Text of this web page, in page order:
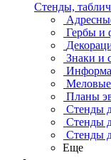
Стенды,
Гербы и
Знаки и
Меловые
Планы
Стенды
Стенды
Стенды
Еще